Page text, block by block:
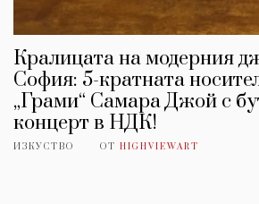
Кралицата на модерния
София: 5-кратната
„Грами“ Самара Джой с
концерт в НДК!
ИЗКУСТВО ОТ HIGHVIEWART